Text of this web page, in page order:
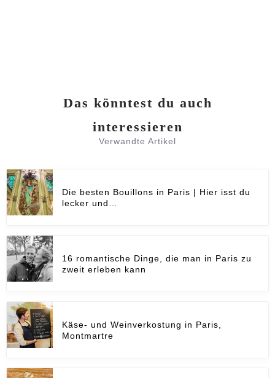
Das könntest du auch
interessieren
Verwandte Artikel
Die besten Bouillons in Paris | Hier isst du
lecker und…
16 romantische Dinge, die man in Paris zu
zweit erleben kann
Käse- und Weinverkostung in Paris,
Montmartre